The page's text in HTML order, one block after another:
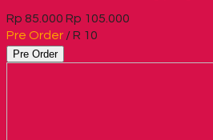
Rp 85.000 Rp 105.000
Pre Order / R 10
Pre Order